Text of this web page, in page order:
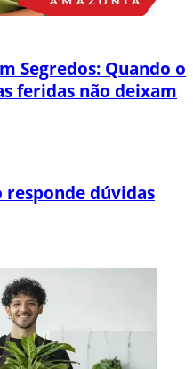
Segredos: Quando o
feridas não deixam
responde dúvidas